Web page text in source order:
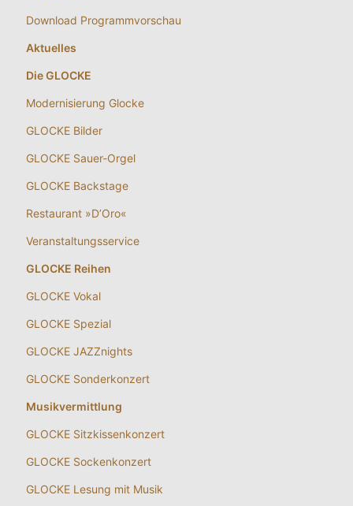
Download Programmvorschau
Aktuelles
Die GLOCKE
Modernisierung Glocke
GLOCKE Bilder
GLOCKE Sauer-Orgel
GLOCKE Backstage
Restaurant »D’Oro«
Veranstaltungsservice
GLOCKE Reihen
GLOCKE Vokal
GLOCKE Spezial
GLOCKE JAZZnights
GLOCKE Sonderkonzert
Musikvermittlung
GLOCKE Sitzkissenkonzert
GLOCKE Sockenkonzert
GLOCKE Lesung mit Musik